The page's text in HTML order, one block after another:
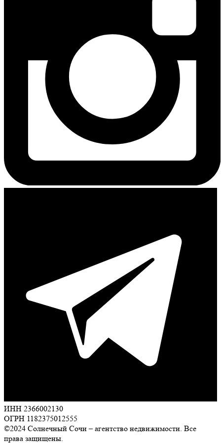
ИНН 2366002130
ОГРН 1182375012555
©2024 Солнечный Сочи – агентство недвижимости. Все
права защищены.